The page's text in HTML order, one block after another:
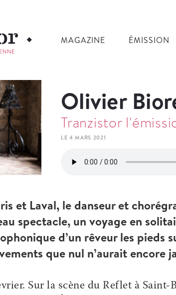
MAGAZINE ÉMISSION
Olivier
Tranzistor
LE 4 MARS 2021
et Laval, le danseur et
spectacle, un voyage en
d’un rêveur les pieds
que nul n’aurait encore
Sur la scène du Reflet à